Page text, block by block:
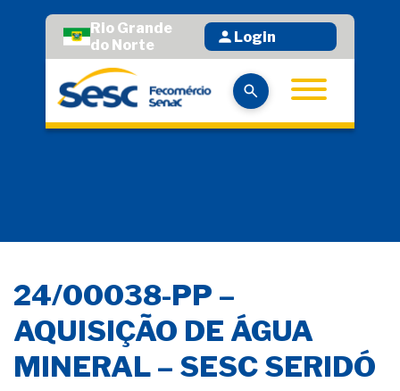
Rio Grande
do Norte
Login
24/00038-PP –
AQUISIÇÃO DE ÁGUA
MINERAL – SESC SERIDÓ